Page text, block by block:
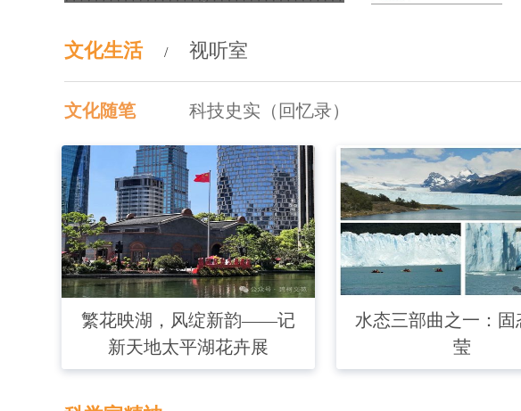
文化生活 / 视听室
文化随笔 科技史实（回忆录）
繁花映湖，风绽新韵——记
新天地太平湖花卉展
水态三部曲之一：固
莹